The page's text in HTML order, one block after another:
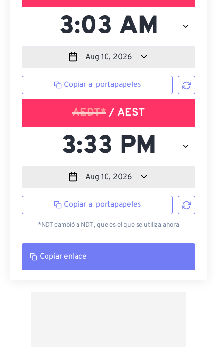
Copiar al portapapeles
AEDT* / AEST
Copiar al portapapeles
*NDT cambió a NDT , que es el que se utiliza ahora
Copiar enlace